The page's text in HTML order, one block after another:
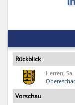
Rückblick
Herren,
Vorschau